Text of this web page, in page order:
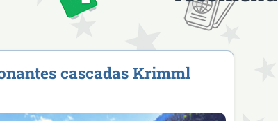
cascadas Krimml